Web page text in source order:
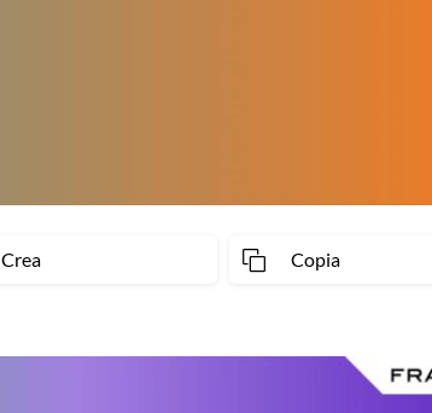
Crea Copia